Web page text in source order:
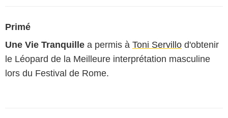
Primé
Une Vie Tranquille a permis à Toni Servillo d'obtenir
le Léopard de la Meilleure interprétation masculine
lors du Festival de Rome.